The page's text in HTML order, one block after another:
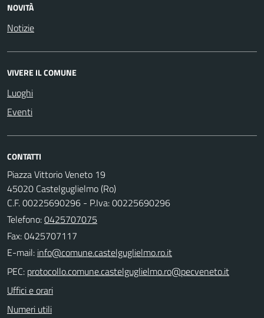
NOVITÀ
Notizie
VIVERE IL COMUNE
Luoghi
Eventi
CONTATTI
Piazza Vittorio Veneto 19
45020 Castelguglielmo (Ro)
C.F. 00225690296 - P.Iva: 00225690296
Telefono:0425707075
Fax: 0425707117
E-mail:
PEC:
Uffici e orari
Numeri utili